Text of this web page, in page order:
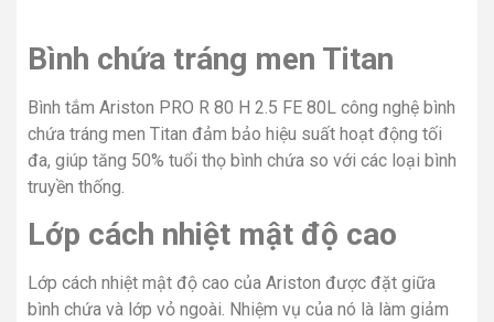
Bình chứa tráng men Titan
Bình tắm Ariston PRO R 80 H 2.5 FE 80L công nghệ bình
chứa tráng men Titan đảm bảo hiệu suất hoạt động tối
đa, giúp tăng 50% tuổi thọ bình chứa so với các loại bình
truyền thống.
Lớp cách nhiệt mật độ cao
Lớp cách nhiệt mật độ cao của Ariston được đặt giữa
bình chứa và lớp vỏ ngoài. Nhiệm vụ của nó là làm giảm